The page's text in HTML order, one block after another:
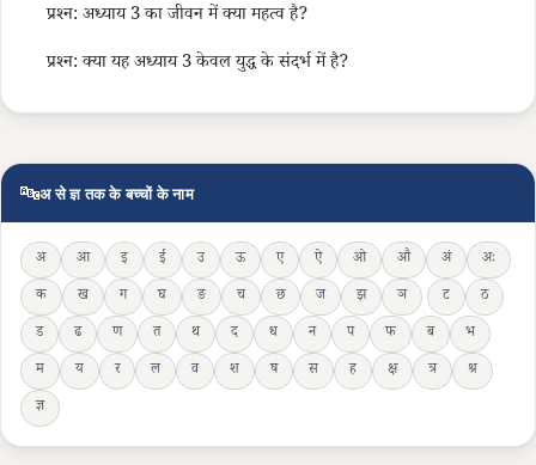
प्रश्न: अध्याय 3 का जीवन में क्या महत्व है?
प्रश्न: क्या यह अध्याय 3 केवल युद्ध के संदर्भ में है?
🔤अ से ज्ञ तक के बच्चों के नाम
अ आ इ ई उ ऊ ए ऐ ओ औ अं
अः
क
ख ग घ ङ च छ ज झ ञ ट
ठ
ड
ढ ण त थ द ध न प फ ब
भ
म
य र ल व श ष स ह क्ष त्र
श्र
ज्ञ